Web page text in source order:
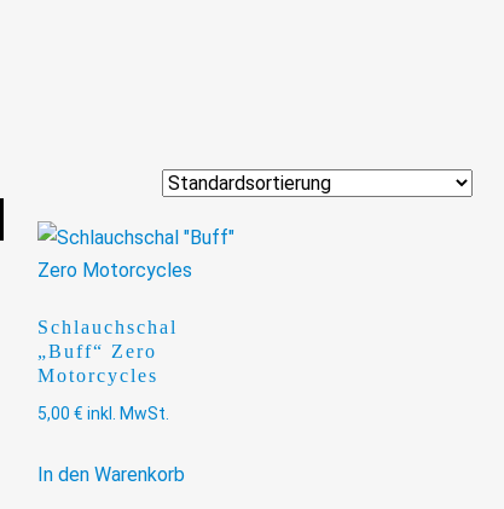
Schlauchschal
„Buff“ Zero
Motorcycles
5,00€ inkl. MwSt.
In den Warenkorb